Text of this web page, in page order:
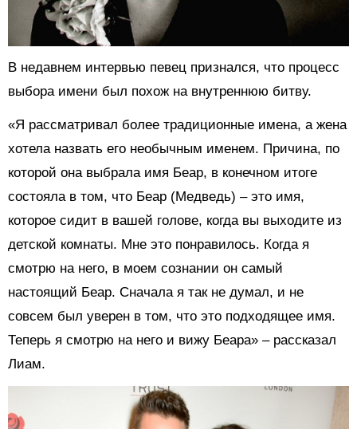
В недавнем интервью певец признался, что процесс
выбора имени был похож на внутреннюю битву.
«Я рассматривал более традиционные имена, а жена
хотела назвать его необычным именем. Причина, по
которой она выбрала имя Беар, в конечном итоге
состояла в том, что Беар (Медведь) – это имя,
которое сидит в вашей голове, когда вы выходите из
детской комнаты. Мне это понравилось. Когда я
смотрю на него, в моем сознании он самый
настоящий Беар. Сначала я так не думал, и не
совсем был уверен в том, что это подходящее имя.
Теперь я смотрю на него и вижу Беара» – рассказал
Лиам.